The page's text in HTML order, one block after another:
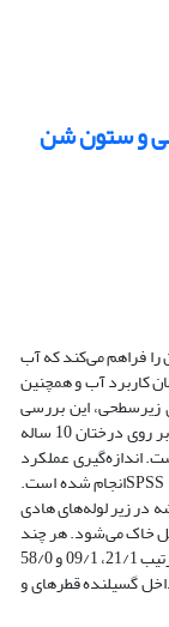
و ستون شن
را فراهم می‌کند که آب
کاربرد آب و همچنین
زیرسطحی، این بررسی
به‌منظور عملی نمودن ایده آبیاری زیرسطحی بدون اینکه قطره­چکان­ها در زیر سطح خاک قرار گیرند انجام پذیرفته است. این تحقیق بر روی درختان 10 ساله
درخت 4 قطره‌چکان کار گذاشته شده است. اندازه‌گیری عملکرد
محصول و صفات مورفولوژیکی هر تیمار به‌طور جداگانه تعیین و سپس تجزیه‌وتحلیل آماری بر روی آن‌ها با نرم‌افزارهایMSTATC و SPSSانجام شده است.
در زیر لوله‌های هادی
خاک می‌شود. هر چند
که کارایی مصرف آب در سامانه­های آبیاری زیر­سطحی با استفاده از ستون شن، قطره‌ای زیرسطحی و قطره­ای سطحی در این تحقیق به ترتیب 21/1، 09/1 و 58/0
گسیلنده قطره­ای و